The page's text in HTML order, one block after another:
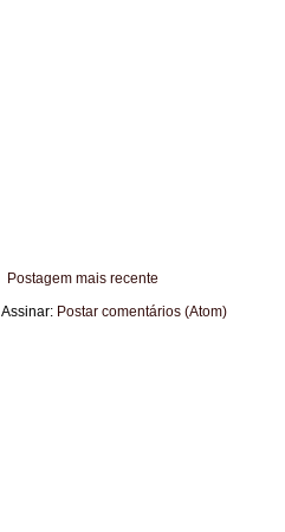
Postagem mais recente
Assinar: Postar comentários (Atom)